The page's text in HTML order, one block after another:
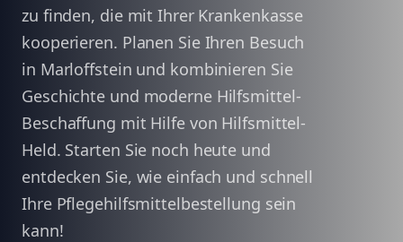
zu finden, die mit Ihrer Krankenkasse
kooperieren. Planen Sie Ihren Besuch
in Marloffstein und kombinieren Sie
Geschichte und moderne Hilfsmittel-
Beschaffung mit Hilfe von Hilfsmittel-
Held. Starten Sie noch heute und
entdecken Sie, wie einfach und schnell
Ihre Pflegehilfsmittelbestellung sein
kann!